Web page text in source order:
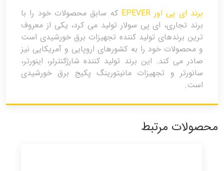
برند ای پی اور EPEVER
که سابق محصولات خود را با
برند تجاری، ای پی سولار تولید می کرد، یکی از معروف
ترین برندهای تولید کننده تجهیزات برق خورشیدی است
و محصولات خود را به کشورهای اروپایی و آمریکایی نیز
صادر می کند. این برند تولید کننده شارژکنترلر، اینورتر،
سانورتر و تجهیزات مانیتورینگ پکیج برق خورشیدی
است.
محصولات مرتبط